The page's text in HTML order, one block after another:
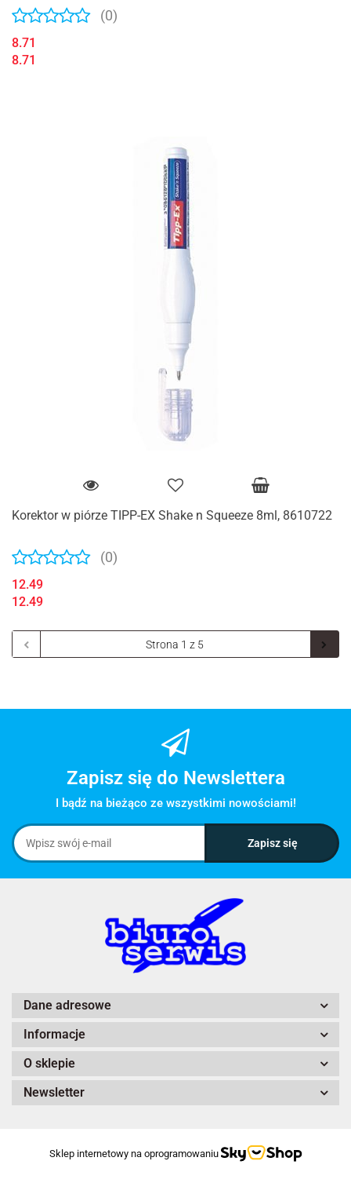
(0)
8.71
8.71
Korektor w piórze TIPP-EX Shake n Squeeze 8ml, 8610722
(0)
12.49
12.49
Zapisz się do Newslettera
I bądź na bieżąco ze wszystkimi nowościami!
Dane adresowe
Informacje
O sklepie
Newsletter
Sklep internetowy na oprogramowaniu